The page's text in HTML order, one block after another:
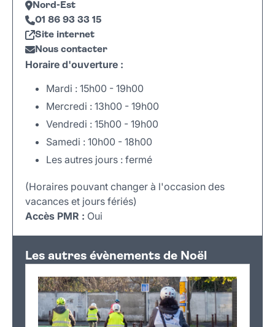
Nord-Est
01 86 93 33 15
Site internet
Nous contacter
Horaire d'ouverture :
Mardi : 15h00 - 19h00
Mercredi : 13h00 - 19h00
Vendredi : 15h00 - 19h00
Samedi : 10h00 - 18h00
Les autres jours : fermé
(Horaires pouvant changer à l'occasion des
vacances et jours fériés)
Accès PMR : Oui
+
−
Les autres évènements de Noël